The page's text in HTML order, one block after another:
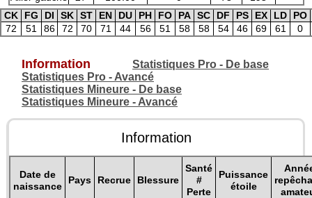
CK
FG DI SK ST EN DU PH FO PA SC DF PS EX LD
PO
72
51 86 72 70 71 44 56 51 58 58 54 46 69 61 0
Information
Statistiques Pro - De base
Statistiques Pro - Avancé
Statistiques Mineure - De base
Statistiques Mineure - Avancé
Information
Date de
naissance
Pays Recrue Blessure
Santé
#
Perte
Puissance
étoile